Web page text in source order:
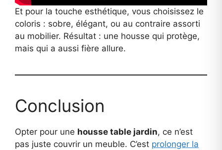
Et pour la touche esthétique, vous choisissez le
coloris : sobre, élégant, ou au contraire assorti
au mobilier. Résultat : une housse qui protège,
mais qui a aussi fière allure.
Conclusion
Opter pour une housse table jardin, ce n’est
pas juste couvrir un meuble. C’est prolonger la